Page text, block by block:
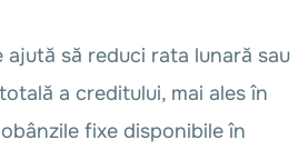
să reduci rata lunară sau
a creditului, mai ales în
fixe disponibile în